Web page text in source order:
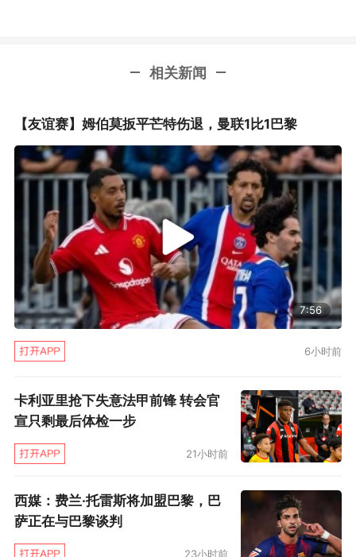
相关新闻
【友谊赛】姆伯莫扳平芒特伤退，曼联1比1巴黎
7:56
6小时前
卡利亚里抢下失意法甲前锋 转会官
宣只剩最后体检一步
21小时前
西媒：费兰·托雷斯将加盟巴黎，巴
萨正在与巴黎谈判
23小时前